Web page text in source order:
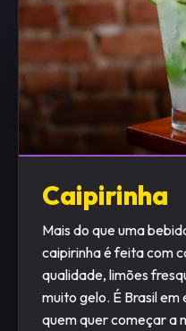
Caipirinha
Mais do que uma
caipirinha é feita com
qualidade, limões
muito gelo. É Brasil
quem quer começar a